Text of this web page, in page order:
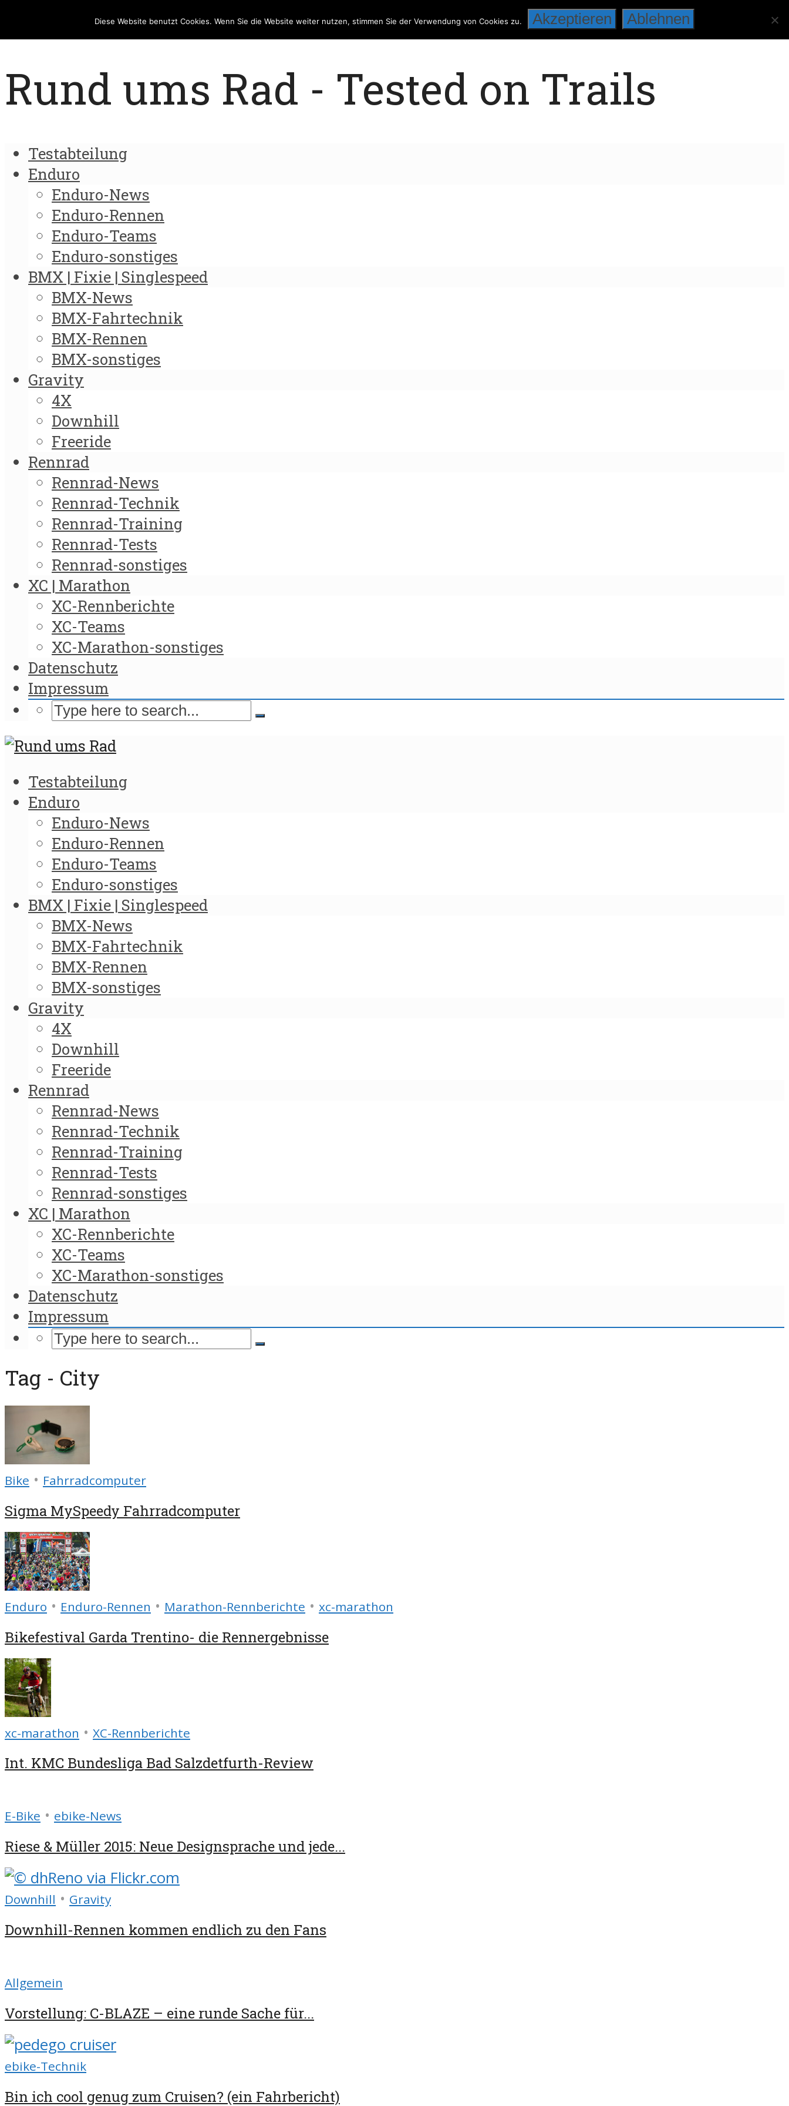
Rund ums Rad - Tested on Trails
Testabteilung
Enduro
Enduro-News
Enduro-Rennen
Enduro-Teams
Enduro-sonstiges
BMX | Fixie | Singlespeed
BMX-News
BMX-Fahrtechnik
BMX-Rennen
BMX-sonstiges
Gravity
4X
Downhill
Freeride
Rennrad
Rennrad-News
Rennrad-Technik
Rennrad-Training
Rennrad-Tests
Rennrad-sonstiges
XC | Marathon
XC-Rennberichte
XC-Teams
XC-Marathon-sonstiges
Datenschutz
Impressum
Testabteilung
Enduro
Enduro-News
Enduro-Rennen
Enduro-Teams
Enduro-sonstiges
BMX | Fixie | Singlespeed
BMX-News
BMX-Fahrtechnik
BMX-Rennen
BMX-sonstiges
Gravity
4X
Downhill
Freeride
Rennrad
Rennrad-News
Rennrad-Technik
Rennrad-Training
Rennrad-Tests
Rennrad-sonstiges
XC | Marathon
XC-Rennberichte
XC-Teams
XC-Marathon-sonstiges
Datenschutz
Impressum
Tag - City
Bike • Fahrradcomputer
Sigma MySpeedy Fahrradcomputer
Enduro • Enduro-Rennen • Marathon-Rennberichte • xc-marathon
Bikefestival Garda Trentino- die Rennergebnisse
xc-marathon • XC-Rennberichte
Int. KMC Bundesliga Bad Salzdetfurth-Review
E-Bike • ebike-News
Riese & Müller 2015: Neue Designsprache und jede...
Downhill • Gravity
Downhill-Rennen kommen endlich zu den Fans
Allgemein
Vorstellung: C-BLAZE – eine runde Sache für...
ebike-Technik
Bin ich cool genug zum Cruisen? (ein Fahrbericht)
Diese Website benutzt Cookies. Wenn Sie die Website weiter nutzen, stimmen Sie der Verwendung von Cookies zu. Akzeptieren Ablehnen